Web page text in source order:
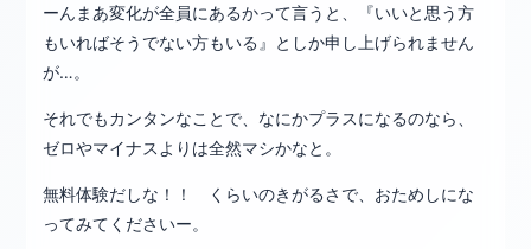
ーんまあ変化が全員にあるかって言うと、『いいと思う方
もいればそうでない方もいる』としか申し上げられません
が…。
それでもカンタンなことで、なにかプラスになるのなら、
ゼロやマイナスよりは全然マシかなと。
無料体験だしな！！ くらいのきがるさで、おためしにな
ってみてくださいー。